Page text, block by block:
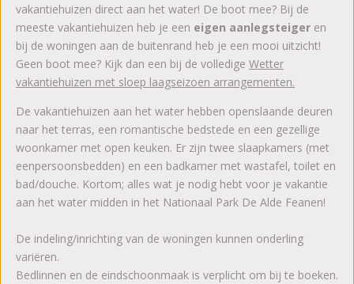
vakantiehuizen direct aan het water! De boot mee? Bij de
meeste vakantiehuizen heb je een eigen aanlegsteiger en
bij de woningen aan de buitenrand heb je een mooi uitzicht!
Geen boot mee? Kijk dan een bij de volledige Wetter
vakantiehuizen met sloep laagseizoen arrangementen.
De vakantiehuizen aan het water hebben openslaande deuren
naar het terras, een romantische bedstede en een gezellige
woonkamer met open keuken. Er zijn twee slaapkamers (met
eenpersoonsbedden) en een badkamer met wastafel, toilet en
bad/douche. Kortom; alles wat je nodig hebt voor je vakantie
aan het water midden in het Nationaal Park De Alde Feanen!
De indeling/inrichting van de woningen kunnen onderling
variëren.
Bedlinnen en de eindschoonmaak is verplicht om bij te boeken.